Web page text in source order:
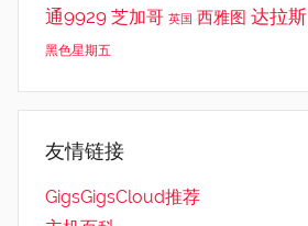
通9929 芝加哥 英国 西雅图 达拉斯
黑色星期五
友情链接
GigsGigsCloud推荐